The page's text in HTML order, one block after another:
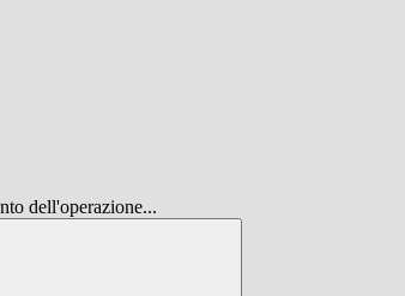
dell'operazione...